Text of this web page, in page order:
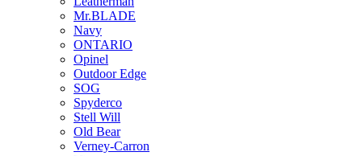
Mr.BLADE
Navy
ONTARIO
Opinel
Outdoor Edge
SOG
Spyderco
Stell Will
Old Bear
Verney-Carron